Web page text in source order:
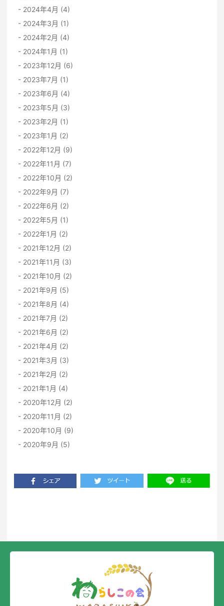
2024年4月 (4)
2024年3月 (1)
2024年2月 (4)
2024年1月 (1)
2023年12月 (6)
2023年7月 (1)
2023年6月 (4)
2023年5月 (3)
2023年2月 (1)
2023年1月 (2)
2022年12月 (9)
2022年11月 (7)
2022年10月 (2)
2022年9月 (7)
2022年6月 (2)
2022年5月 (1)
2022年1月 (2)
2021年12月 (2)
2021年11月 (3)
2021年10月 (2)
2021年9月 (5)
2021年8月 (4)
2021年7月 (2)
2021年6月 (2)
2021年4月 (2)
2021年3月 (3)
2021年2月 (2)
2021年1月 (4)
2020年12月 (2)
2020年11月 (2)
2020年10月 (9)
2020年9月 (5)